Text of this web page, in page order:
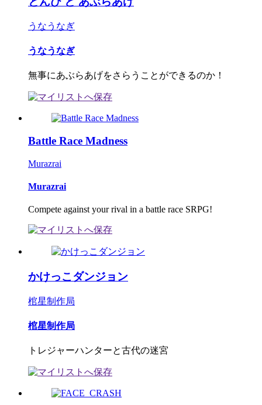
うなうなぎ
うなうなぎ
無事にあぶらあげをさらうことができるのか！
Battle Race Madness
Murazrai
Murazrai
Compete against your rival in a battle race SRPG!
かけっこダンジョン
棺星制作局
棺星制作局
トレジャーハンターと古代の迷宮